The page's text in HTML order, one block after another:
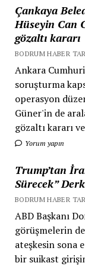
Çankaya
Hüseyin Can
gözaltı kararı
BODRUM HABER
Ankara
soruşturma
operasyon
Güner'in de
gözaltı kararı
Yorum yapın
Trump’tan
Sürecek”
BODRUM HABER
ABD Başkanı
görüşmelerin
ateşkesin sona
bir suikast